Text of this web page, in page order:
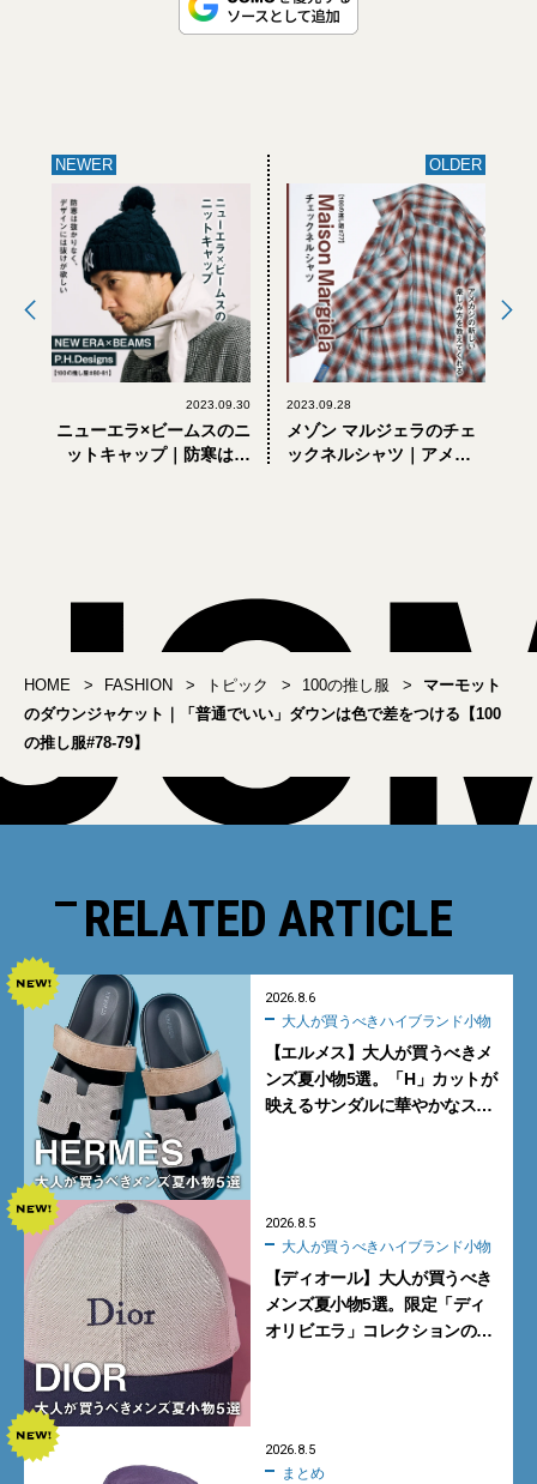
NEWER
2023.09.30
ニューエラ×ビームスのニ
ットキャップ｜防寒は抜
OLDER
2023.09.28
メゾン マルジェラのチェ
ックネルシャツ｜アメカ
HOME FASHION トピック 100の推し服
マーモット
のダウンジャケット｜「普通でいい」ダウンは色で差をつける【100
の推し服#78-79】
RELATED ARTICLE
2026.8.6
大人が買うべきハイブランド小物
【エルメス】大人が買うべきメ
ンズ夏小物5選。「H」カットが
映えるサンダルに華やかなス
2026.8.5
大人が買うべきハイブランド小物
【ディオール】大人が買うべき
メンズ夏小物5選。限定「ディ
オリビエラ」コレクションの
2026.8.5
まとめ